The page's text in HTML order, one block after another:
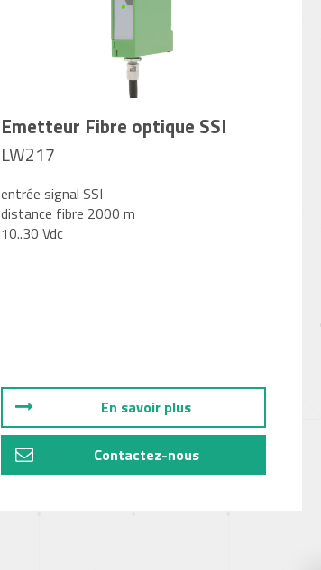
Emetteur Fibre optique SSI
LW217
entrée signal SSI
distance fibre 2000 m
10..30 Vdc
En savoir plus
Contactez-nous